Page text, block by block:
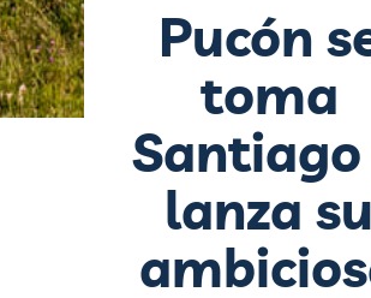
Pucón
toma
lanza su